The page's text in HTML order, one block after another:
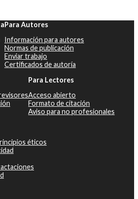
Para Autores
Información para autores
Normas de publicación
Enviar trabajo
Certificados de autoría
Para Lectores
Acceso abierto
Formato de citación
Aviso para no profesionales
éticos